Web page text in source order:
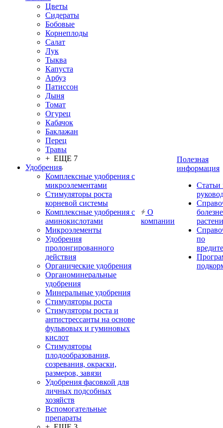
Цветы
Сидераты
Бобовые
Корнеплоды
Салат
Лук
Тыква
Капуста
Арбуз
Патиссон
Дыня
Томат
Огурец
Кабачок
Баклажан
Перец
Травы
+ ЕЩЕ 7
Удобрения
Комплексные удобрения с
микроэлементами
Стимуляторы роста
корневой системы
Комплексные удобрения с
аминокислотами
Микроэлементы
Удобрения
пролонгированного
действия
Органические удобрения
Органоминеральные
удобрения
Минеральные удобрения
Стимуляторы роста
Стимуляторы роста и
антистрессанты на основе
фульвовых и гуминовых
кислот
Стимуляторы
плодообразования,
созревания, окраски,
размеров, завязи
Удобрения фасовкой для
личных подсобных
хозяйств
Вспомогательные
препараты
О
компании
Полезная
информация
Статьи
по